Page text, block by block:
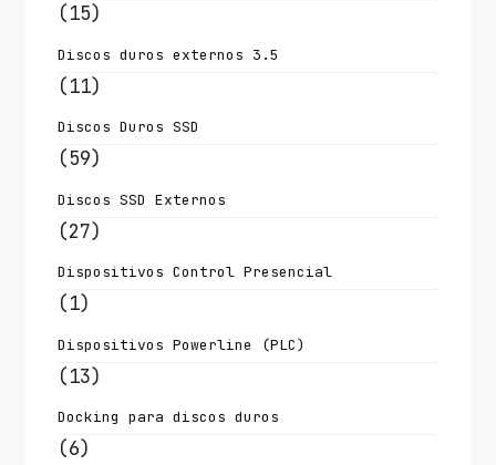
(15)
Discos duros externos 3.5
(11)
Discos Duros SSD
(59)
Discos SSD Externos
(27)
Dispositivos Control Presencial
(1)
Dispositivos Powerline (PLC)
(13)
Docking para discos duros
(6)